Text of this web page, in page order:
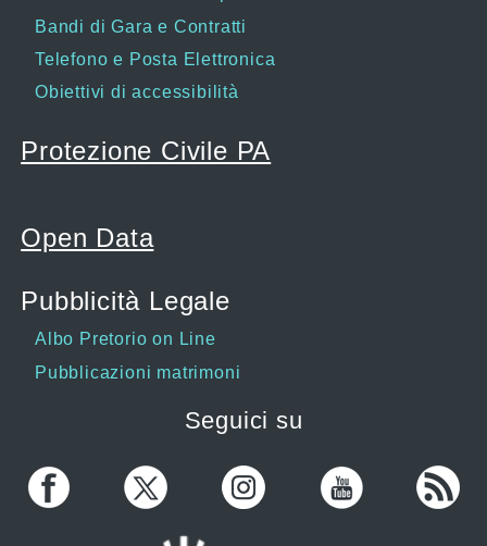
Bandi di Gara e Contratti
Telefono e Posta Elettronica
Obiettivi di accessibilità
Protezione Civile PA
Open Data
Pubblicità Legale
Albo Pretorio on Line
Pubblicazioni matrimoni
Seguici su